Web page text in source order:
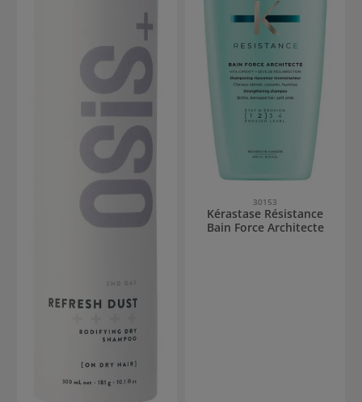
30153
Kérastase Résistance
Bain Force Architecte